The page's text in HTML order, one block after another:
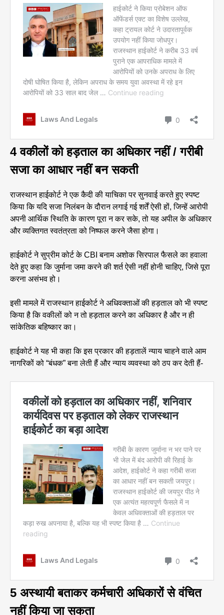
4 वकीलों को हड़ताल का अधिकार नहीं / गरीबी
सजा का आधार नहीं बन सकती
राजस्थान हाईकोर्ट ने एक कैदी की याचिका पर सुनवाई करते हुए स्पष्ट
किया कि यदि सजा निलंबन के दौरान लगाई गई शर्तें ऐसी हों, जिन्हें आरोपी
अपनी आर्थिक स्थिति के कारण पूरा न कर सके, तो यह अपील के अधिकार
और व्यक्तिगत स्वतंत्रता को निष्फल करने जैसा होगा।
हाईकोर्ट ने सुप्रीम कोर्ट के CBI बनाम अशोक सिरपाल फैसले का हवाला
देते हुए कहा कि जुर्माना जमा करने की शर्त ऐसी नहीं होनी चाहिए, जिसे पूरा
करना असंभव हो।
इसी मामले में राजस्थान हाईकोर्ट ने अधिवक्ताओं की हड़ताल को भी स्पष्ट
किया है कि वकीलों को न तो हड़ताल करने का अधिकार है और न ही
सांकेतिक बहिष्कार का।
हाईकोर्ट ने यह भी कहा कि इस प्रकार की हड़तालें न्याय चाहने वाले आम
नागरिकों को “बंधक” बना लेती हैं और न्याय व्यवस्था को ठप कर देती हैं-
5 अस्थायी बताकर कर्मचारी अधिकारों से वंचित
नहीं किया जा सकता